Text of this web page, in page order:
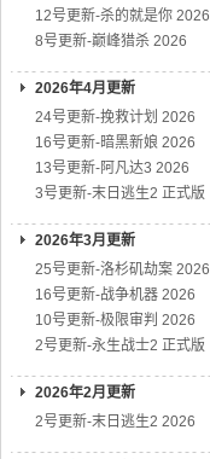
12号更新-杀的就是你 2026
8号更新-巅峰猎杀 2026
2026年4月更新
24号更新-挽救计划 2026
16号更新-暗黑新娘 2026
13号更新-阿凡达3 2026
3号更新-末日逃生2 正式版
2026年3月更新
25号更新-洛杉矶劫案 2026
16号更新-战争机器 2026
10号更新-极限审判 2026
2号更新-永生战士2 正式版
2026年2月更新
2号更新-末日逃生2 2026